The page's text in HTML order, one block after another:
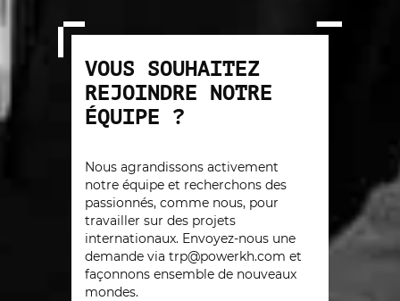
VOUS SOUHAITEZ
REJOINDRE NOTRE
ÉQUIPE ?
Nous agrandissons activement
notre équipe et recherchons des
passionnés, comme nous, pour
travailler sur des projets
internationaux. Envoyez-nous une
demande via trp@powerkh.com et
façonnons ensemble de nouveaux
mondes.